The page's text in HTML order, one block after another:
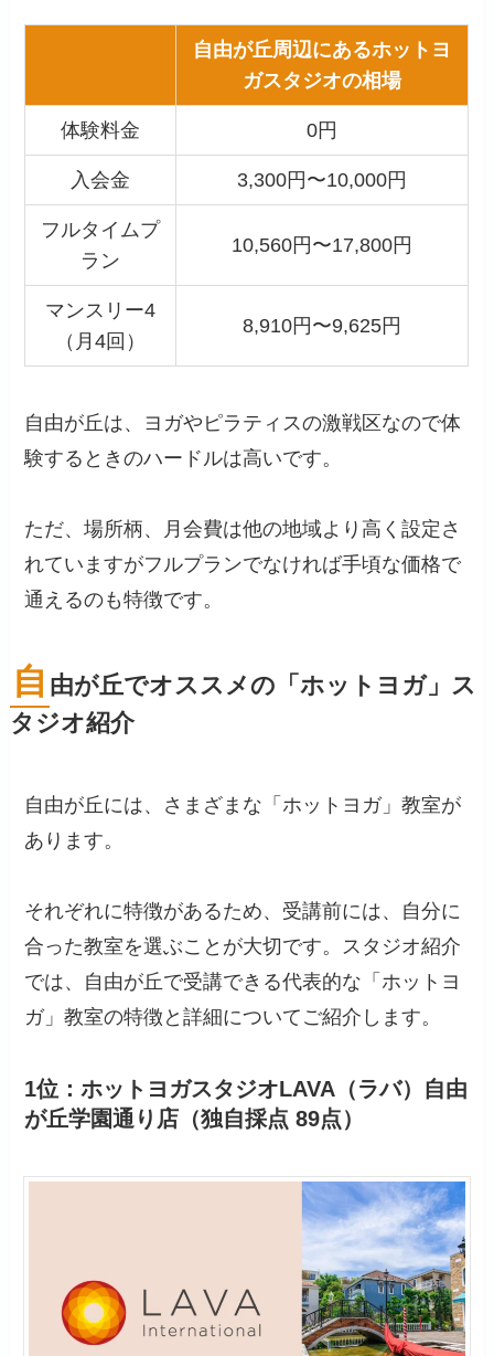
自由が丘周辺にあるホットヨ
ガスタジオの相場
体験料金 0円
入会金 3,300円〜10,000円
フルタイムプ
ラン
10,560円〜17,800円
マンスリー4
（月4回）
8,910円〜9,625円
自由が丘は、ヨガやピラティスの激戦区なので体
験するときのハードルは高いです。
ただ、場所柄、月会費は他の地域より高く設定さ
れていますがフルプランでなければ手頃な価格で
通えるのも特徴です。
自 由が丘でオススメの「ホットヨガ」ス
タジオ紹介
自由が丘には、さまざまな「ホットヨガ」教室が
あります。
それぞれに特徴があるため、受講前には、自分に
合った教室を選ぶことが大切です。スタジオ紹介
では、自由が丘で受講できる代表的な「ホットヨ
ガ」教室の特徴と詳細についてご紹介します。
1位：ホットヨガスタジオLAVA（ラバ）自由
が丘学園通り店（独自採点 89点）